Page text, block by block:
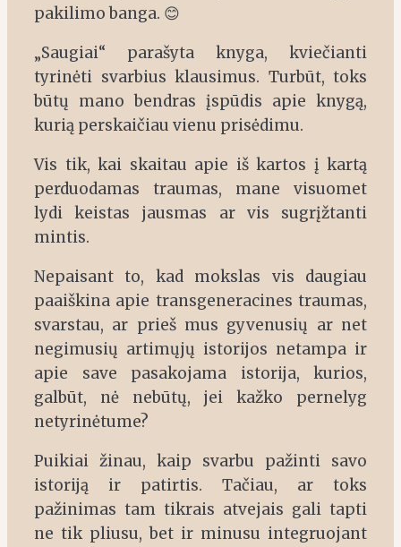
pakilimo banga. 😊
„Saugiai“ parašyta knyga, kviečianti
tyrinėti svarbius klausimus. Turbūt, toks
būtų mano bendras įspūdis apie knygą,
kurią perskaičiau vienu prisėdimu.
Vis tik, kai skaitau apie iš kartos į kartą
perduodamas traumas, mane visuomet
lydi keistas jausmas ar vis sugrįžtanti
mintis.
Nepaisant to, kad mokslas vis daugiau
paaiškina apie transgeneracines traumas,
svarstau, ar prieš mus gyvenusių ar net
negimusių artimųjų istorijos netampa ir
apie save pasakojama istorija, kurios,
galbūt, nė nebūtų, jei kažko pernelyg
netyrinėtume?
Puikiai žinau, kaip svarbu pažinti savo
istoriją ir patirtis. Tačiau, ar toks
pažinimas tam tikrais atvejais gali tapti
ne tik pliusu, bet ir minusu integruojant